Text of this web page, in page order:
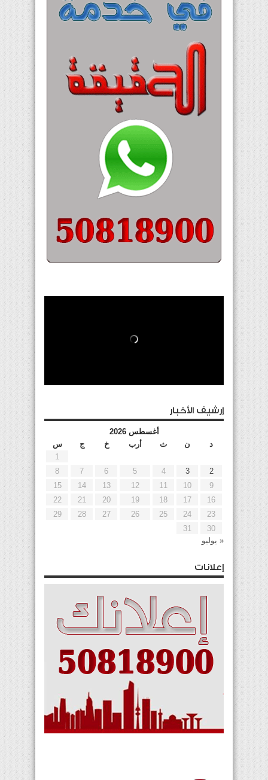
إرشيف الأخبار
أغسطس 2026
د
ن ث أرب خ ج
س
1
2
3
4
5
6
7
8
9
10
11
12
13
14
15
16
17
18
19
20
21
22
23
24
25
26
27
28
29
30
31
« يوليو
إعلانات